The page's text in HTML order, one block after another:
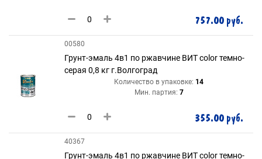
757.00 руб.
00580
Грунт-эмаль 4в1 по ржавчине ВИТ color темно-
серая 0,8 кг г.Волгоград
Количество в упаковке: 14
Мин. партия: 7
355.00 руб.
40367
Грунт-эмаль 4в1 по ржавчине ВИТ color темно-